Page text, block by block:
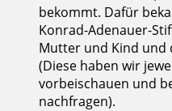
bekommt. Dafür
Konrad-Adenauer-
Mutter und Kind und
(Diese haben wir
vorbeischauen und
nachfragen).